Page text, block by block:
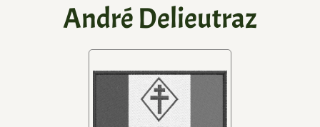
André Delieutraz